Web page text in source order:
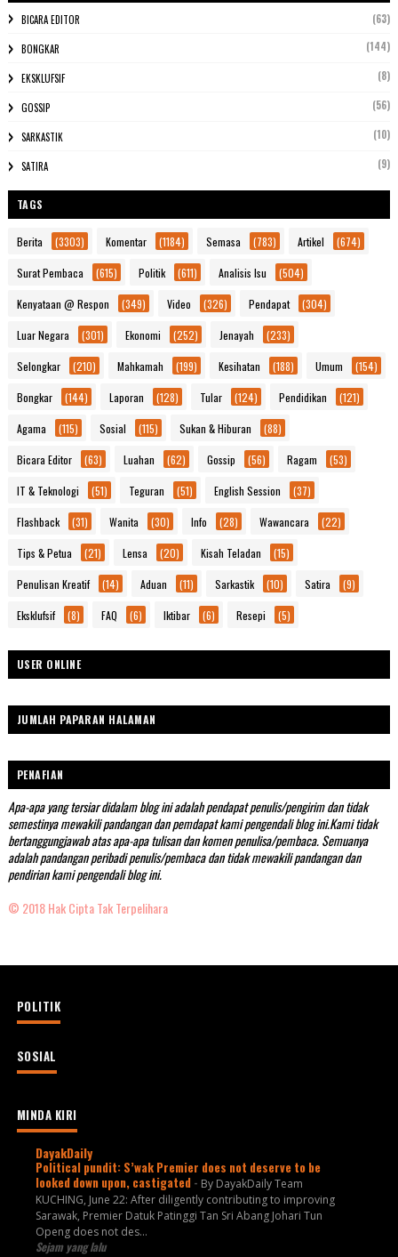
BICARA EDITOR (63)
BONGKAR (144)
EKSKLUFSIF (8)
GOSSIP (56)
SARKASTIK (10)
SATIRA (9)
TAGS
Berita (3303) Komentar (1184) Semasa (783) Artikel (674)
Surat Pembaca (615) Politik (611) Analisis Isu (504)
Kenyataan @ Respon (349) Video (326) Pendapat (304)
Luar Negara (301) Ekonomi (252) Jenayah (233)
Selongkar (210) Mahkamah (199) Kesihatan (188) Umum (154)
Bongkar (144) Laporan (128) Tular (124) Pendidikan (121)
Agama (115) Sosial (115) Sukan & Hiburan (88)
Bicara Editor (63) Luahan (62) Gossip (56) Ragam (53)
IT & Teknologi (51) Teguran (51) English Session (37)
Flashback (31) Wanita (30) Info (28) Wawancara (22)
Tips & Petua (21) Lensa (20) Kisah Teladan (15)
Penulisan Kreatif (14) Aduan (11) Sarkastik (10) Satira (9)
Eksklufsif (8) FAQ (6) Iktibar (6) Resepi (5)
USER ONLINE
JUMLAH PAPARAN HALAMAN
PENAFIAN
Apa-apa yang tersiar didalam blog ini adalah pendapat penulis/pengirim dan tidak
semestinya mewakili pandangan dan pemdapat kami pengendali blog ini.Kami tidak
bertanggungjawab atas apa-apa tulisan dan komen penulisa/pembaca. Semuanya
adalah pandangan peribadi penulis/pembaca dan tidak mewakili pandangan dan
pendirian kami pengendali blog ini.
© 2018 Hak Cipta Tak Terpelihara
POLITIK
SOSIAL
MINDA KIRI
DayakDaily
Political pundit: S’wak Premier does not deserve to be
looked down upon, castigated - By DayakDaily Team
KUCHING, June 22: After diligently contributing to improving
Sarawak, Premier Datuk Patinggi Tan Sri Abang Johari Tun
Openg does not des...
Sejam yang lalu